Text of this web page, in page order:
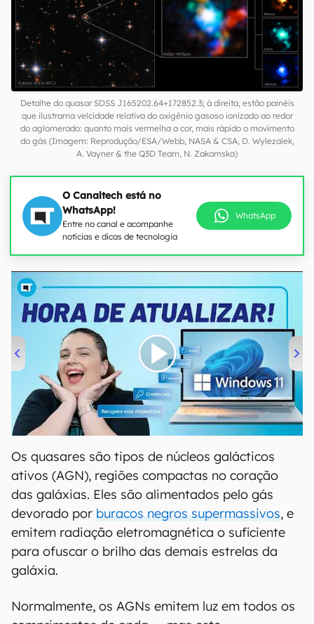
Detalhe do quasar SDSS J165202.64+172852.3; à direita, estão painéis
que ilustrama velcidade relativa do oxigênio gasoso ionizado ao redor
do aglomerado: quanto mais vermelha a cor, mais rápido o movimento
do gás (Imagem: Reprodução/ESA/Webb, NASA & CSA, D. Wylezalek,
A. Vayner & the Q3D Team, N. Zakamska)
O Canaltech está no
WhatsApp!
Entre no canal e acompanhe
notícias e dicas de tecnologia
WhatsApp
00:00 04:52
Os quasares são tipos de núcleos galácticos
ativos (AGN), regiões compactas no coração
das galáxias. Eles são alimentados pelo gás
devorado por buracos negros supermassivos, e
emitem radiação eletromagnética o suficiente
para ofuscar o brilho das demais estrelas da
galáxia.
Normalmente, os AGNs emitem luz em todos os